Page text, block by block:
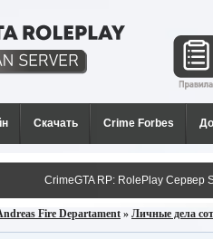
РП
для
Скачать Crime Forbes
CrimeGTA RP: RolePlay Сервер
Fire Departament » Личные дела